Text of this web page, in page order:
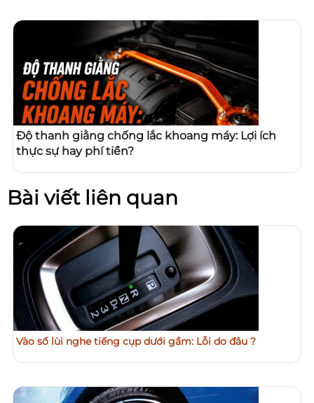
Độ thanh giằng chống lắc khoang máy: Lợi ích
thực sự hay phí tiền?
Bài viết liên quan
Vào số lùi nghe tiếng cụp dưới gầm: Lỗi do đâu ?